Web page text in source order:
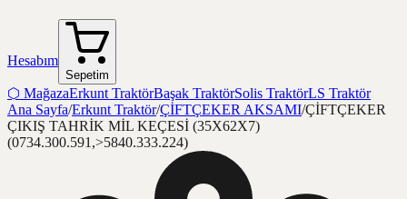
Hesabım
Sepetim
⬡ MağazaErkunt TraktörBaşak TraktörSolis TraktörLS Traktör
Ana Sayfa/Erkunt Traktör/ÇİFTÇEKER AKSAMI/ÇİFTÇEKER
ÇIKIŞ TAHRİK MİL KEÇESİ (35X62X7)
(0734.300.591,>5840.333.224)